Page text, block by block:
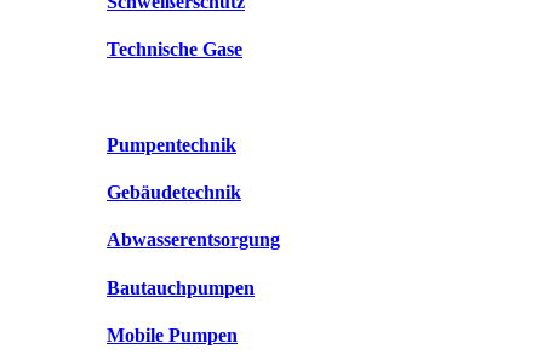
Technische Gase
Pumpentechnik
Gebäudetechnik
Abwasserentsorgung
Bautauchpumpen
Mobile Pumpen